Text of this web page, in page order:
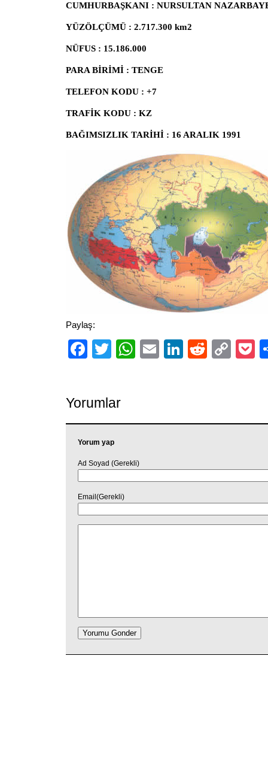
CUMHURBAŞKANI : NURSULTAN
YÜZÖLÇÜMÜ : 2.717.300 km2
NÜFUS : 15.186.000
PARA BİRİMİ : TENGE
TELEFON KODU : +7
TRAFİK KODU : KZ
BAĞIMSIZLIK TARİHİ : 16 ARALIK 1991
Paylaş:
Facebook
TwitterWhatsApp
EmailLinkedIn
Reddit
Yorumlar
Yorum yap
Ad Soyad (Gerekli)
Email(Gerekli)